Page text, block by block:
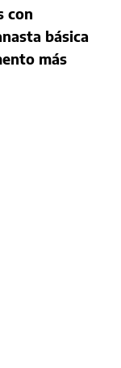
con
básica
más